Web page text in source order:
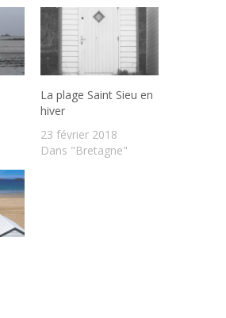
La plage Saint Sieu en
hiver
23 février 2018
Dans "Bretagne"